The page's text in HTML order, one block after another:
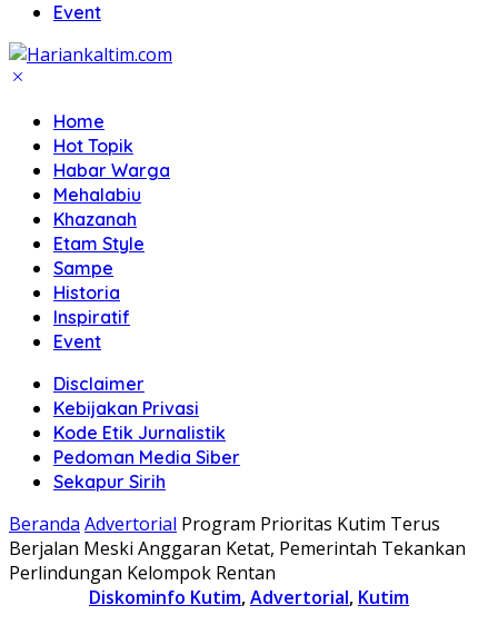
Event
Home
Hot Topik
Habar Warga
Mehalabiu
Khazanah
Etam Style
Sampe
Historia
Inspiratif
Event
Disclaimer
Kebijakan Privasi
Kode Etik Jurnalistik
Pedoman Media Siber
Sekapur Sirih
Beranda Advertorial Program Prioritas Kutim Terus
Berjalan Meski Anggaran Ketat, Pemerintah Tekankan
Perlindungan Kelompok Rentan
Diskominfo Kutim,Advertorial, Kutim